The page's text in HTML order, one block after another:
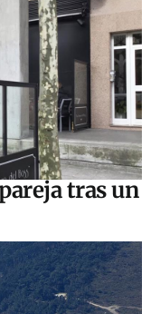
tras un